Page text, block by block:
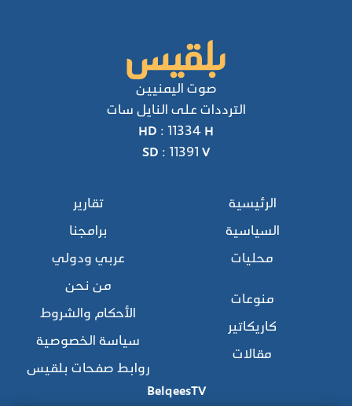
صوت اليمنيين
الترددات على النايل سات
HD : 11334 H
SD : 11391 V
الرئيسية
السياسية
محليات
تقارير
برامجنا
عربي ودولي
منوعات
كاريكاتير
مقالات
من نحن
الأحكام والشروط
سياسة الخصوصية
روابط صفحات بلقيس
BelqeesTV